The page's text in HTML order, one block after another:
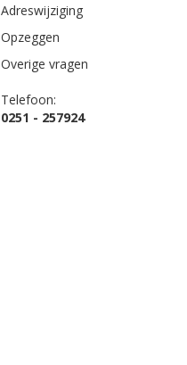
Adreswijziging
Opzeggen
Overige vragen
Telefoon:
0251 - 257924